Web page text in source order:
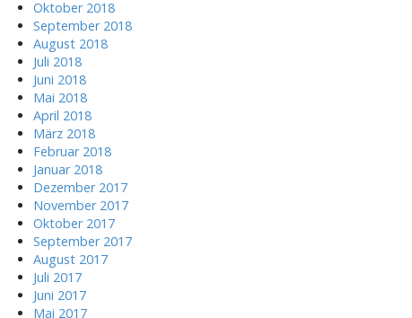
Oktober 2018
September 2018
August 2018
Juli 2018
Juni 2018
Mai 2018
April 2018
März 2018
Februar 2018
Januar 2018
Dezember 2017
November 2017
Oktober 2017
September 2017
August 2017
Juli 2017
Juni 2017
Mai 2017